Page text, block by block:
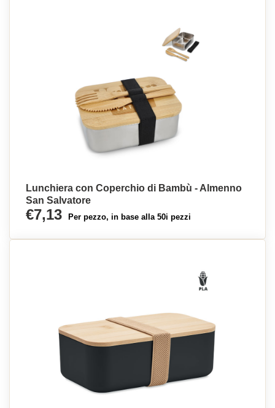
Lunchiera con Coperchio di Bambù - Almenno
San Salvatore
€7,13 Per pezzo, in base alla 50i pezzi